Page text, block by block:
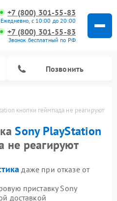
+7 (800) 301-55-83
Ежедневно, с 10:00 до 20:00
+7 (800) 301-55-83
Звонок бесплатный по РФ
Позвонить
кнопки геймпада не реагируют
Sony PlayStation
не реагируют
даже при отказе от
приставку Sony
доставкой